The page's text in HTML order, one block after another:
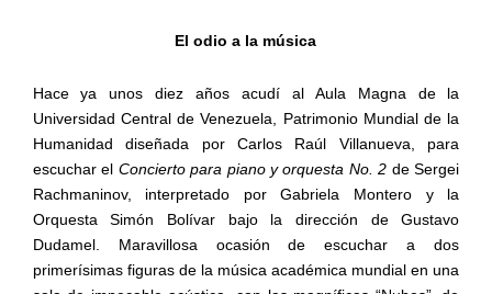
El odio a la música
Hace ya unos diez años acudí al Aula Magna de la
Universidad Central de Venezuela, Patrimonio Mundial de la
Humanidad diseñada por Carlos Raúl Villanueva, para
escuchar el Concierto para piano y orquesta No. 2 de Sergei
Rachmaninov, interpretado por Gabriela Montero y la
Orquesta Simón Bolívar bajo la dirección de Gustavo
Dudamel. Maravillosa ocasión de escuchar a dos
primerísimas figuras de la música académica mundial en una